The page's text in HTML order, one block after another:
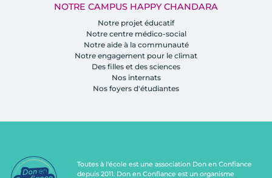
NOTRE CAMPUS HAPPY CHANDARA
Notre projet éducatif
Notre centre médico-social
Notre aide à la communauté
Notre engagement pour le climat
Des filles et des sciences
Nos internats
Nos foyers d'étudiantes
Toutes à l'école est une association Don en Confiance
depuis 2011. Don en Confiance est un organisme